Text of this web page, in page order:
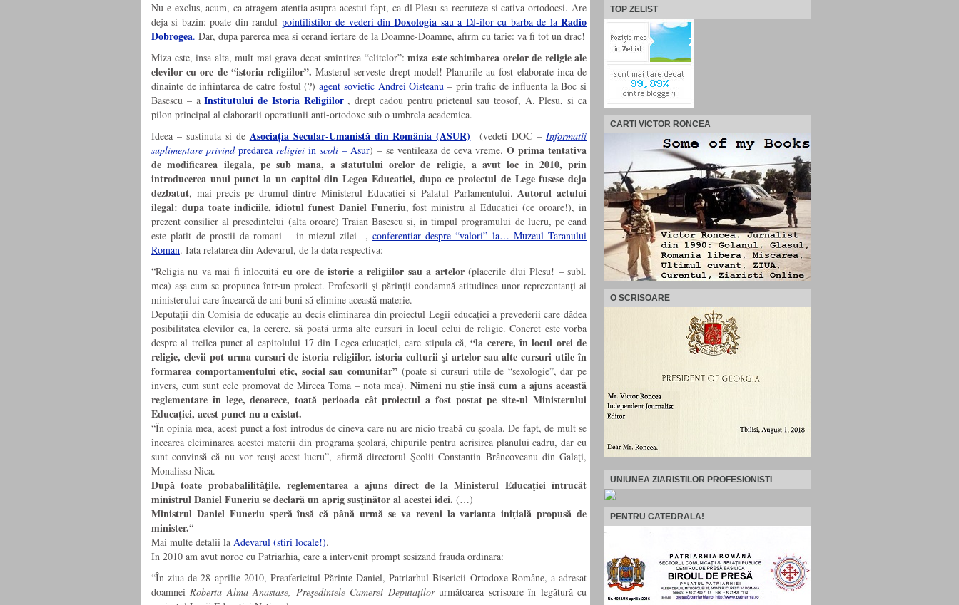
Nu e exclus, acum, ca atragem atentia asupra acestui fapt, ca dl Plesu sa recruteze si cativa ortodocsi. Are
deja si bazin: poate din randul pointilistilor de vederi dinDoxologia sau a DJ-ilor cu barba de laRadio
Dobrogea. Dar, dupa parerea mea si cerand iertare de la Doamne-Doamne, afirm cu tarie: va fi tot un drac!
Miza este, insa alta, mult mai grava decat smintirea “elitelor”: miza este schimbarea orelor de religie ale
elevilor cu ore de “istoria religiilor”. Masterul serveste drept model! Planurile au fost elaborate inca de
dinainte de infiintarea de catre fostul (?)agent sovietic Andrei Oisteanu – prin trafic de influenta la Boc si
Basescu – aInstitutului de Istoria Religiilor , drept cadou pentru prietenul sau teosof, A. Plesu, si ca
pilon principal al elaborarii operatiunii anti-ortodoxe sub o umbrela academica.
Ideea – sustinuta si de Asociația Secular-Umanistă din România (ASUR) (vedeti DOC –Informatii
suplimentare privindpredareareligiei inscoli – Asur) – se ventileaza de ceva vreme. O prima tentativa
de modificarea ilegala, pe sub mana, a statutului orelor de religie, a avut loc in 2010, prin
introducerea unui punct la un capitol din Legea Educatiei, dupa ce proiectul de Lege fusese deja
dezbatut, mai precis pe drumul dintre Ministerul Educatiei si Palatul Parlamentului.Autorul actului
ilegal: dupa toate indiciile, idiotul funest Daniel Funeriu, fost ministru al Educatiei (ce oroare!), in
prezent consilier al presedintelui (alta oroare) Traian Basescu si, in timpul programului de lucru, pe cand
este platit de prostii de romani – in miezul zilei -, conferentiar despre “valori” la… Muzeul Taranului
Roman. Iata relatarea din Adevarul, de la data respectiva:
“Religia nu va mai fi înlocuită cu ore de istorie a religiilor sau a artelor(placerile dlui Plesu! – subl.
mea) aşa cum se propunea într-un proiect. Profesorii şi părinţii condamnă atitudinea unor reprezentanţi ai
ministerului care încearcă de ani buni să elimine această materie.
Deputaţii din Comisia de educaţie au decis eliminarea din proiectul Legii educaţiei a prevederii care dădea
posibilitatea elevilor ca, la cerere, să poată urma alte cursuri în locul celui de religie. Concret este vorba
despre al treilea punct al capitolului 17 din Legea educaţiei, care stipula că,“la cerere, în locul orei de
religie, elevii pot urma cursuri de istoria religiilor, istoria culturii şi artelor sau alte cursuri utile în
formarea comportamentului etic, social sau comunitar” (poate si cursuri utile de “sexologie”, dar pe
invers, cum sunt cele promovat de Mircea Toma – nota mea). Nimeni nu ştie însă cum a ajuns această
reglementare în lege, deoarece, toată perioada cât proiectul a fost postat pe site-ul Ministerului
Educaţiei, acest punct nu a existat.
“În opinia mea, acest punct a fost introdus de cineva care nu are nicio treabă cu şcoala. De fapt, de mult se
încearcă eleiminarea acestei materii din programa şcolară, chipurile pentru aerisirea planului cadru, dar eu
sunt convinsă că nu vor reuşi acest lucru”, afirmă directorul Şcolii Constantin Brâncoveanu din Galaţi,
Monalissa Nica.
După toate probabalilităţile, reglementarea a ajuns direct de la Ministerul Educaţiei întrucât
ministrul Daniel Funeriu se declară un aprig susţinător al acestei idei. (…)
Ministrul Daniel Funeriu speră însă că până urmă se va reveni la varianta iniţială propusă de
minister.“
Mai multe detalii la Adevarul (stiri locale!).
In 2010 am avut noroc cu Patriarhia, care a intervenit prompt sesizand frauda ordinara:
“În ziua de 28 aprilie 2010, Preafericitul Părinte Daniel, Patriarhul Bisericii Ortodoxe Române, a adresat
doamneiRoberta Alma Anastase, Preşedintele Camerei Deputaţilorurmătoarea scrisoare în legătură cu
TOP ZELIST
CARTI VICTOR RONCEA
O SCRISOARE
UNIUNEA ZIARISTILOR PROFESIONISTI
PENTRU CATEDRALA!